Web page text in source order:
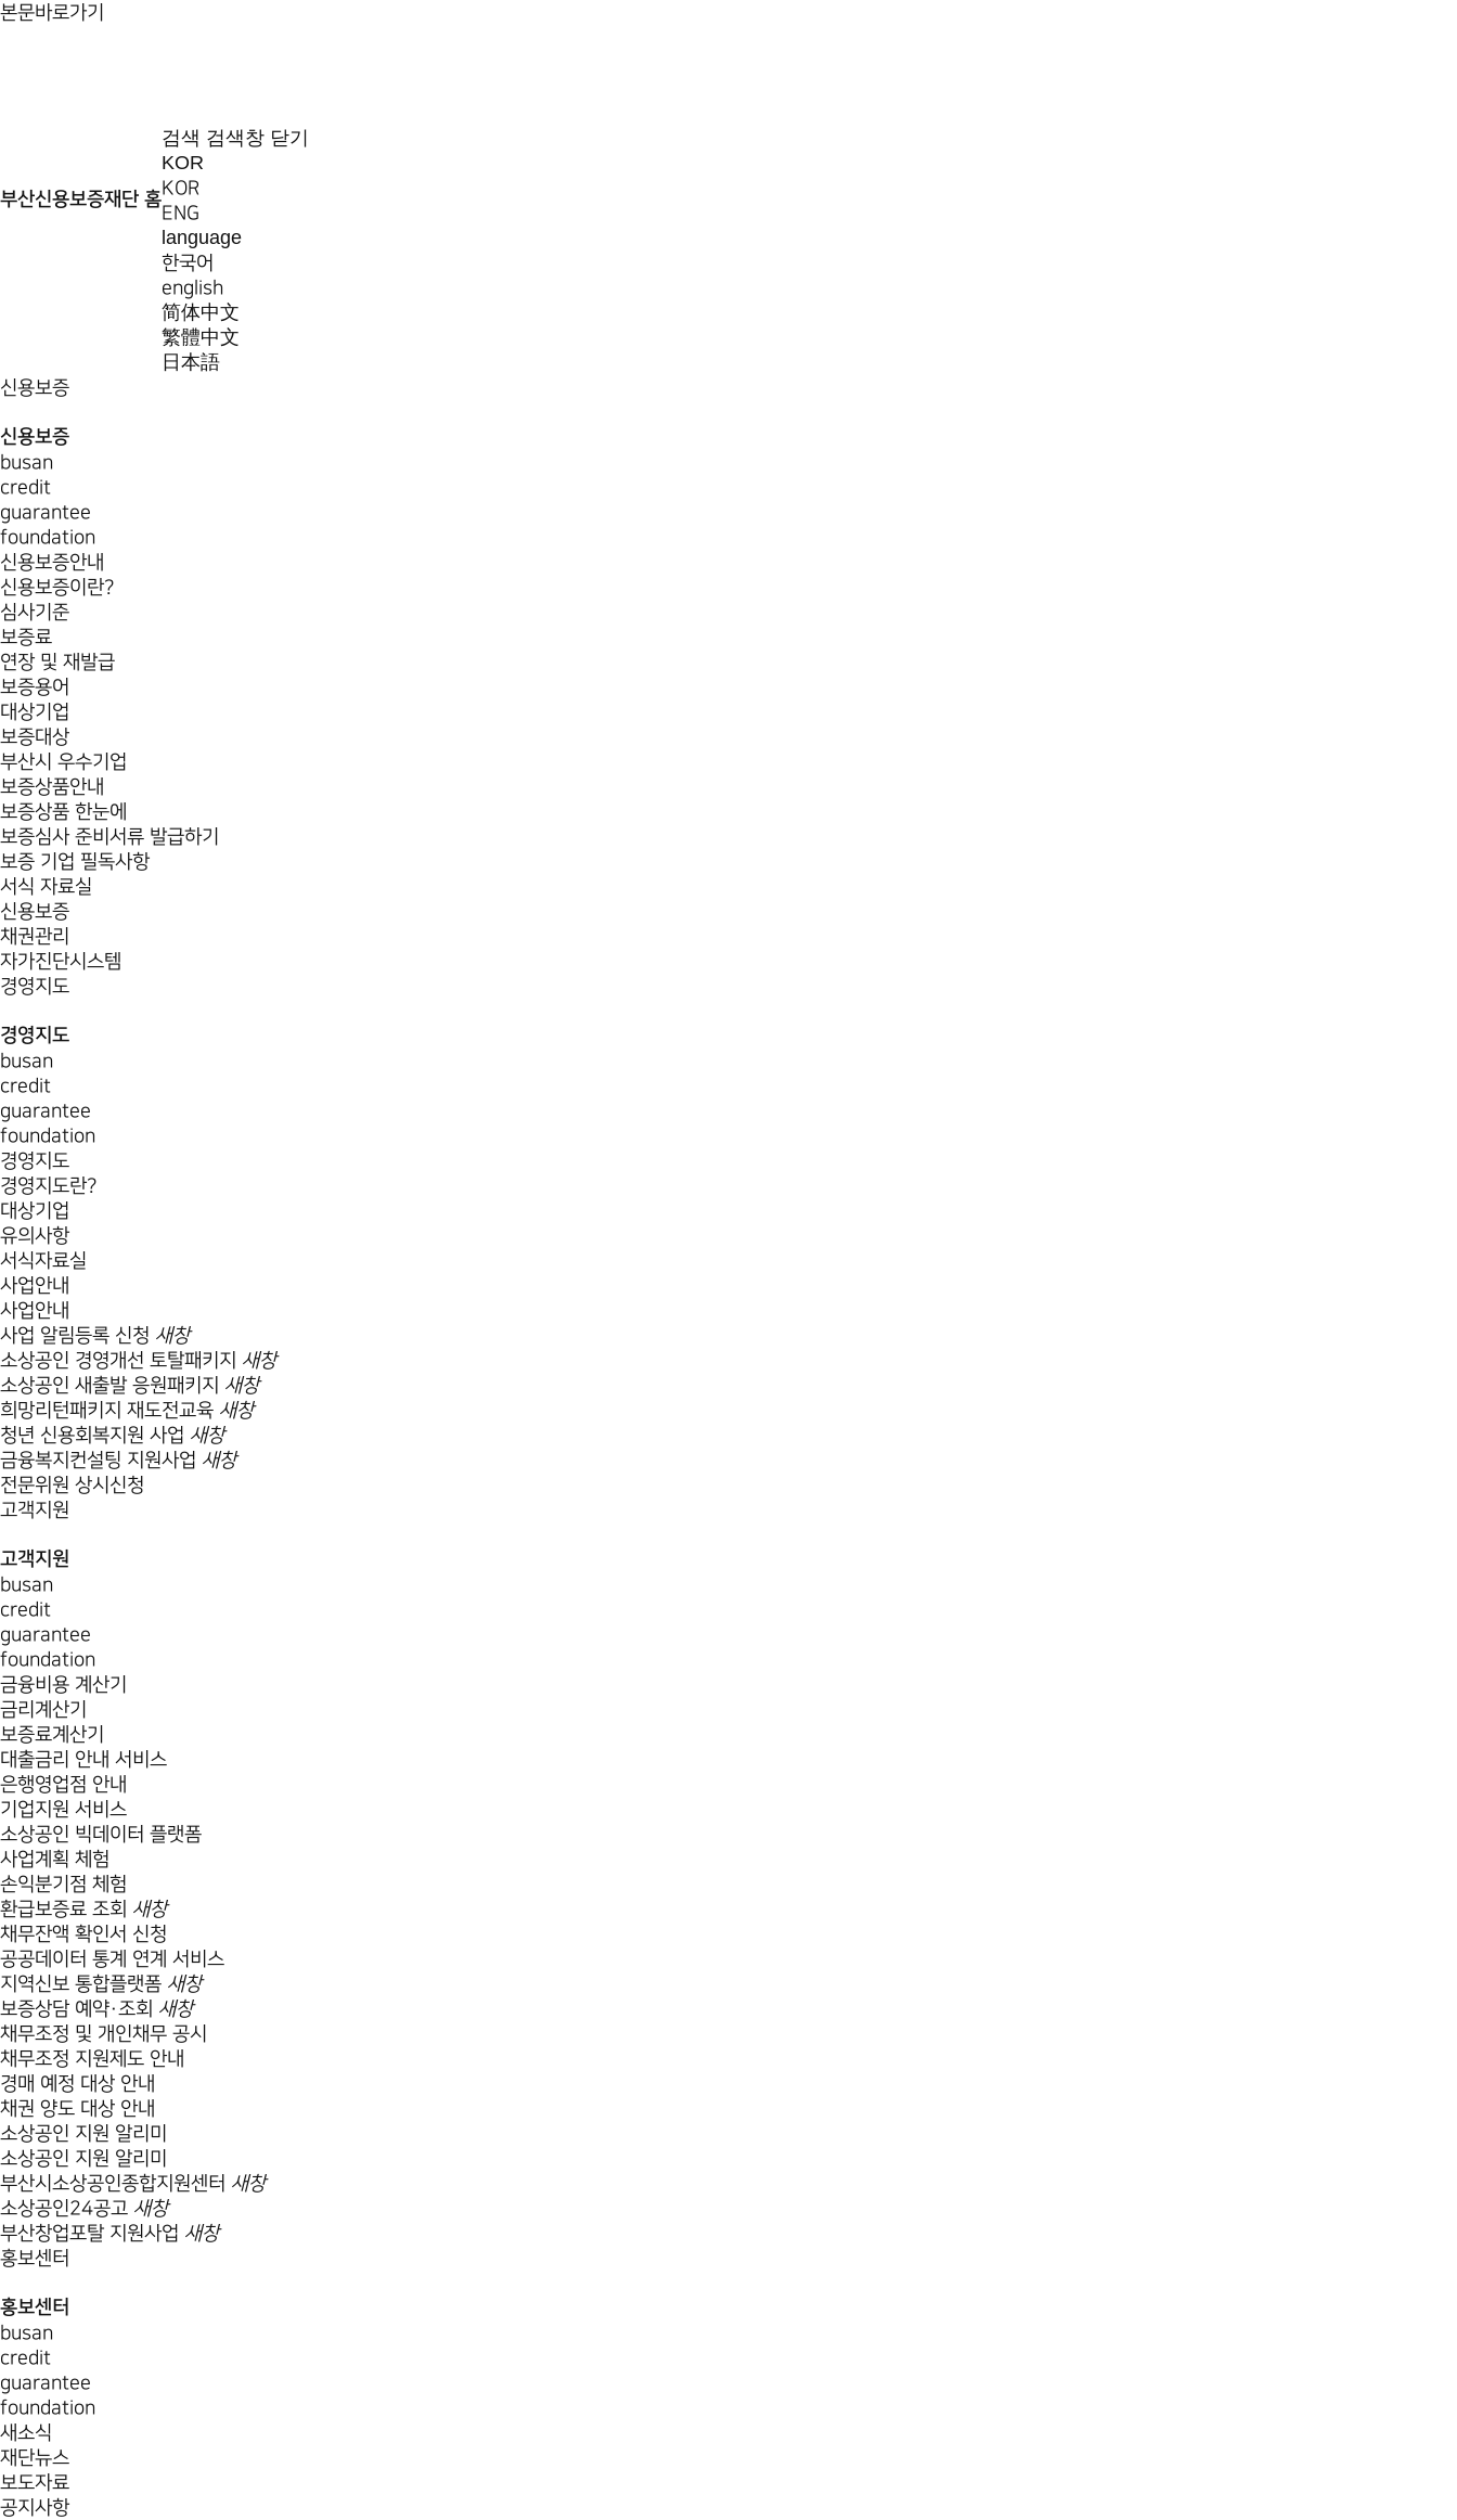
본문바로가기
부산신용보증재단 홈
검색 검색창 닫기
KOR
KOR
ENG
language
한국어
english
简体中文
繁體中文
日本語
신용보증
신용보증
busan
credit
guarantee
foundation
신용보증안내
신용보증이란?
심사기준
보증료
연장 및 재발급
보증용어
대상기업
보증대상
부산시 우수기업
보증상품안내
보증상품 한눈에
보증심사 준비서류 발급하기
보증 기업 필독사항
서식 자료실
신용보증
채권관리
자가진단시스템
경영지도
경영지도
busan
credit
guarantee
foundation
경영지도
경영지도란?
대상기업
유의사항
서식자료실
사업안내
사업안내
사업 알림등록 신청 새창
소상공인 경영개선 토탈패키지 새창
소상공인 새출발 응원패키지 새창
희망리턴패키지 재도전교육 새창
청년 신용회복지원 사업 새창
금융복지컨설팅 지원사업 새창
전문위원 상시신청
고객지원
고객지원
busan
credit
guarantee
foundation
금융비용 계산기
금리계산기
보증료계산기
대출금리 안내 서비스
은행영업점 안내
기업지원 서비스
소상공인 빅데이터 플랫폼
사업계획 체험
손익분기점 체험
환급보증료 조회 새창
채무잔액 확인서 신청
공공데이터 통계 연계 서비스
지역신보 통합플랫폼 새창
보증상담 예약·조회 새창
채무조정 및 개인채무 공시
채무조정 지원제도 안내
경매 예정 대상 안내
채권 양도 대상 안내
소상공인 지원 알리미
소상공인 지원 알리미
부산시소상공인종합지원센터 새창
소상공인24공고 새창
부산창업포탈 지원사업 새창
홍보센터
홍보센터
busan
credit
guarantee
foundation
새소식
재단뉴스
보도자료
공지사항